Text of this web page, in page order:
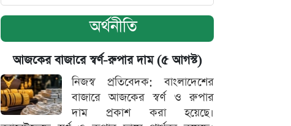
অর্থনীতি
আজকের বাজারে স্বর্ণ-রুপার দাম (৫ আগস্ট)
নিজস্ব প্রতিবেদক: বাংলাদেশের
বাজারে আজকের স্বর্ণ ও রুপার
দাম প্রকাশ করা হয়েছে।